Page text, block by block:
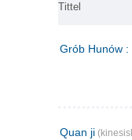
Tittel
Grób Hunów
Quan ji